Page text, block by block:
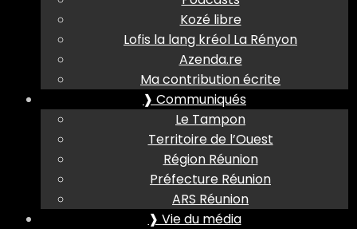
Kozé libre
Lofis la lang kréol La Rényon
Azenda.re
Ma contribution écrite
❱ Communiqués
Le Tampon
Territoire de l’Ouest
Région Réunion
Préfecture Réunion
ARS Réunion
❱ Vie du média